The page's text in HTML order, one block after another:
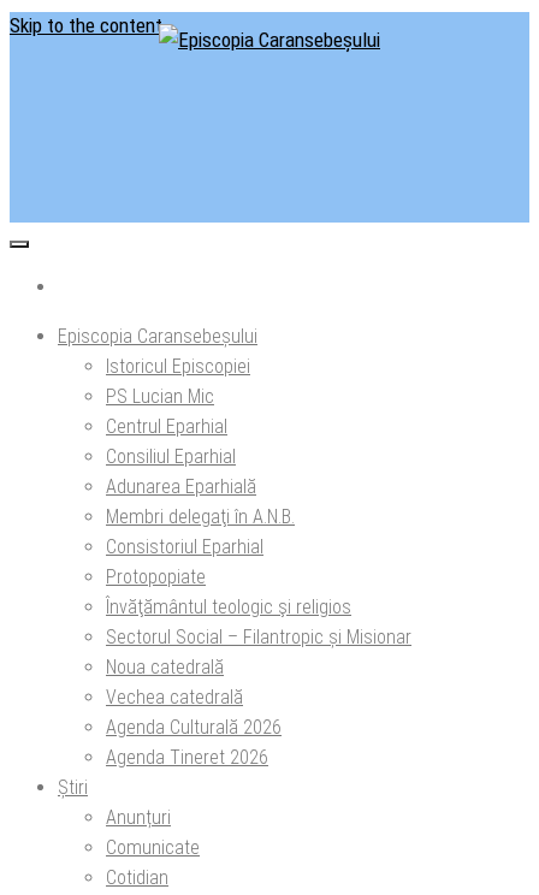
Skip to the content
Episcopia Caransebeșului
Istoricul Episcopiei
PS Lucian Mic
Centrul Eparhial
Consiliul Eparhial
Adunarea Eparhială
Membri delegaţi în A.N.B.
Consistoriul Eparhial
Protopopiate
Învăţământul teologic şi religios
Sectorul Social – Filantropic și Misionar
Noua catedrală
Vechea catedrală
Agenda Culturală 2026
Agenda Tineret 2026
Știri
Anunțuri
Comunicate
Cotidian